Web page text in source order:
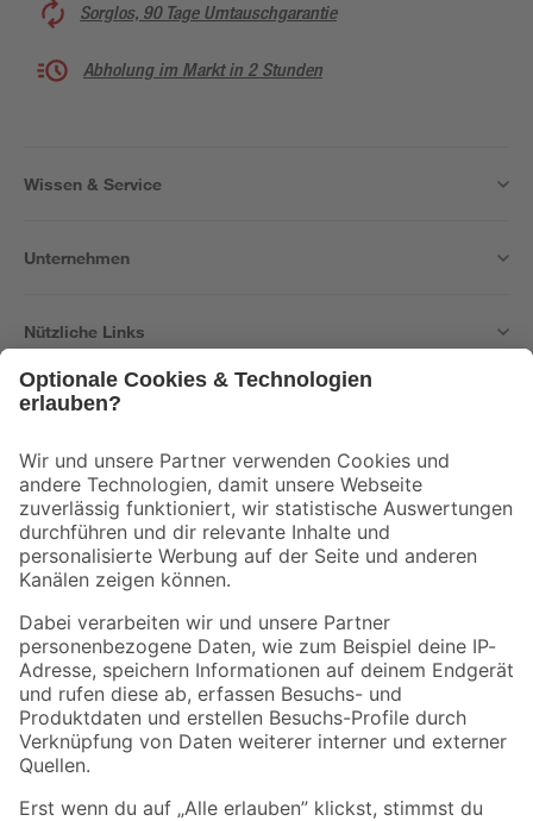
Sorglos, 90 Tage Umtauschgarantie
Abholung im Markt in 2 Stunden
Wissen & Service
Unternehmen
Nützliche Links
Der toom Newsletter: Keine Angebote und Aktionen mehr verpassen!
Zur Newsletter Anmeldung
Folge uns
Zahlungsarten Versandarten
Sicher einkaufen